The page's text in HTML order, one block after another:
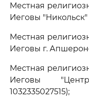
Местная
Иеговы
Местная
Иеговы г.
Местная
Иеговы
1032335027515);